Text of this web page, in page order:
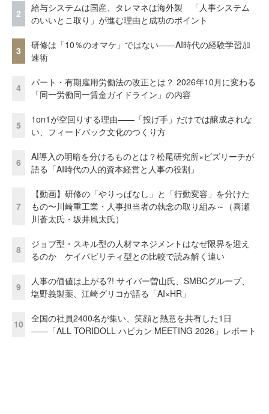
2
給与システムは国産、タレマネは海外製 「人事システム
のいいとこ取り」が進む理由と成功のポイント
3
研修は「10％のオマケ」ではない——AI時代の経験学習加
速術
4
パート・有期雇用労働法の改正とは？ 2026年10月に変わる
「同一労働同一賃金ガイドライン」の内容
5
1on1が空回りする理由——「投げ手」だけでは醸成されな
い、フィードバック文化のつくり方
6
AI導入の明暗を分けるものとは？松尾研究所×ビズリーチが
語る「AI時代の人的資本経営と人事の役割」
7
【動画】研修の「やりっぱなし」と「行動変容」を分けた
もの〜川崎重工業・人事担当者の執念の取り組み～（喜瀬
川蒼太氏・坂井風太氏）
8
ジョブ型・スキル型の人材マネジメントはなぜ限界を迎え
るのか ケイパビリティ型との比較で読み解く違い
9
人事の価値は上がる?! サイバー曽山氏、SMBCグループ、
塩野義製薬、江崎グリコが語る「AI×HR」
10
全国の社員2400名が集い、笑顔と熱意を共有した1日
――「ALL TORIDOLL ハピカン MEETING 2026」レポート